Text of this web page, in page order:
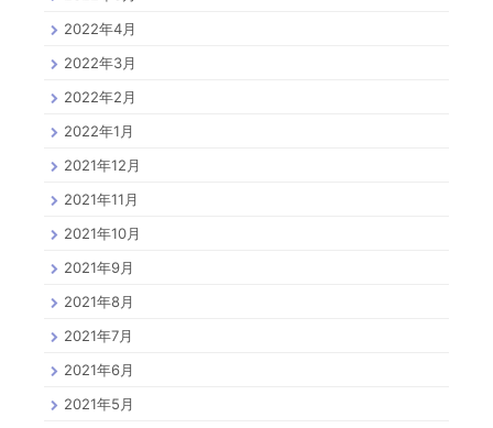
2022年4月
2022年3月
2022年2月
2022年1月
2021年12月
2021年11月
2021年10月
2021年9月
2021年8月
2021年7月
2021年6月
2021年5月